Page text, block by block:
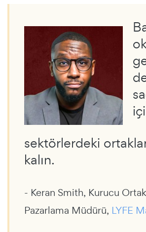
sektörlerdeki
kalın.
- Keran Smith, Kurucu
Pazarlama Müdürü, LYFE